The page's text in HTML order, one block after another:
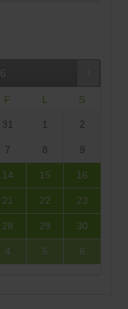
F L S
31 1 2
7 8 9
14 15 16
21 22 23
28 29 30
4 5 6